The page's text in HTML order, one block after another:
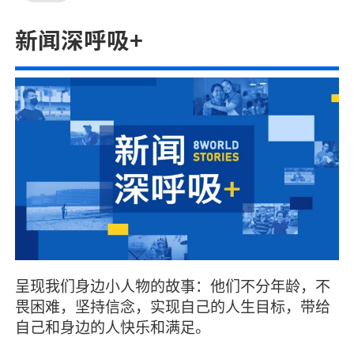
新闻深呼吸+
呈现我们身边小人物的故事：他们不分年龄，不
畏困难，坚持信念，实现自己的人生目标，带给
自己和身边的人快乐和满足。